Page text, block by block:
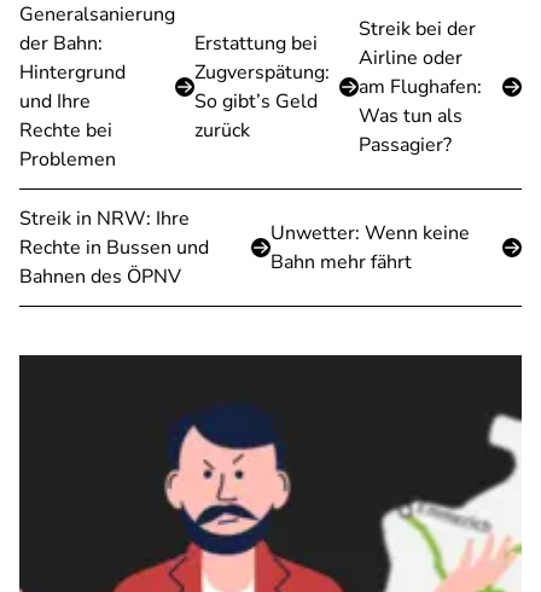
Generalsanierung
der Bahn:
Hintergrund
und Ihre
Rechte bei
Problemen
Erstattung bei
Zugverspätung:
So gibt’s Geld
zurück
Streik bei der
Airline oder
am Flughafen:
Was tun als
Passagier?
Streik in NRW: Ihre
Rechte in Bussen und
Bahnen des ÖPNV
Unwetter: Wenn keine
Bahn mehr fährt